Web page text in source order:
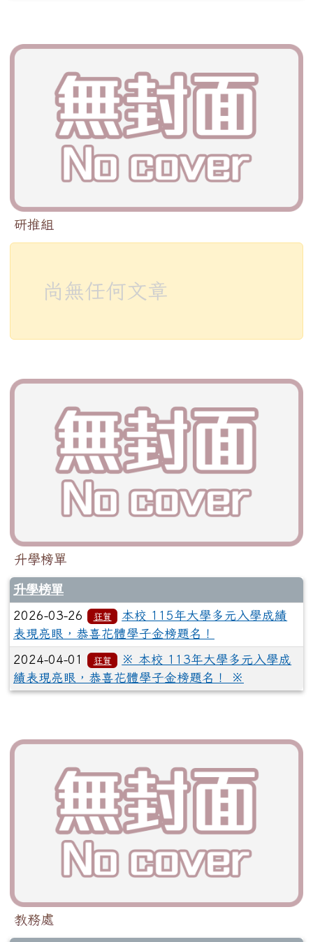
研推組
尚無任何文章
升學榜單
升學榜單
2026-03-26 狂賀
本校 115年大學多元入學成績
表現亮眼，恭喜花體學子金榜題名！
2024-04-01 狂賀
※ 本校 113年大學多元入學成
績表現亮眼，恭喜花體學子金榜題名！ ※
教務處